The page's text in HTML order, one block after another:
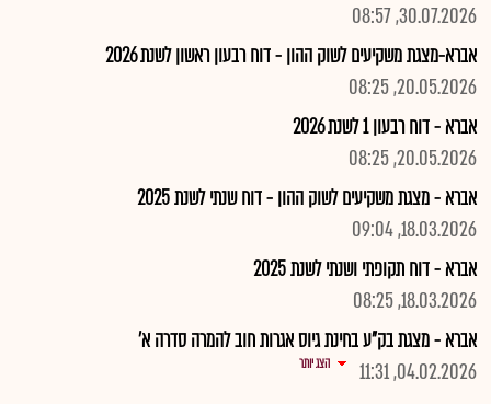
30.07.2026, 08:57
אברא-מצגת משקיעים לשוק ההון - דוח רבעון ראשון לשנת 2026
20.05.2026, 08:25
אברא - דוח רבעון 1 לשנת 2026
20.05.2026, 08:25
אברא - מצגת משקיעים לשוק ההון - דוח שנתי לשנת 2025
18.03.2026, 09:04
אברא - דוח תקופתי ושנתי לשנת 2025
18.03.2026, 08:25
אברא - מצגת בק"ע בחינת גיוס אגרות חוב להמרה סדרה א'
04.02.2026, 11:31
הצג יותר